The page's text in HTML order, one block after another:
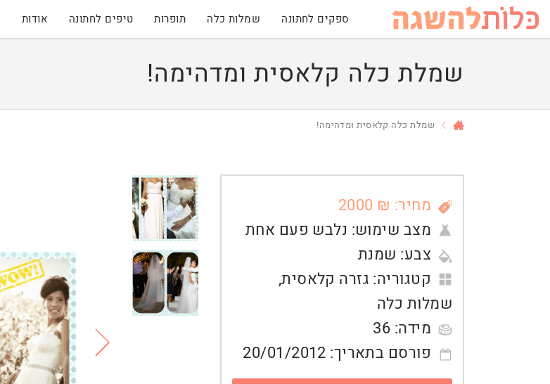
ספקים לחתונה שמלות כלה תופרות טיפים לחתונה אודות
שמלת כלה קלאסית ומדהימה!
שמלת כלה קלאסית ומדהימה!
מחיר: ₪ 2000
מצב שימוש: נלבש פעם אחת
צבע: שמנת
קטגוריה: גזרה קלאסית,
שמלות כלה
מידה: 36
פורסם בתאריך: 20/01/2012